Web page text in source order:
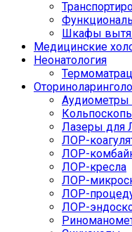
Шкафы
Медицинские
Неонатология
Аудиометры
Лазеры для
ЛОР-
ЛОР-
ЛОР-кресла
ЛОР-
ЛОР-
ЛОР-